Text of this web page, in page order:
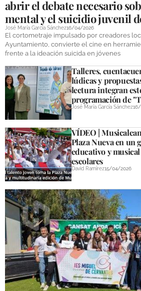
abrir el debate necesario
mental y el suicidio juvenil
José María García Sánchez16/04/2026
El cortometraje impulsado por creadores
Ayuntamiento, convierte el cine en
frente a la ideación suicida en jóvenes
Talleres,
lúdicas y
lectura integran
programación de
José María García Sánchez
VÍDEO |
Plaza Nueva en un
educativo y
escolares
David Ramírez15/04/2026